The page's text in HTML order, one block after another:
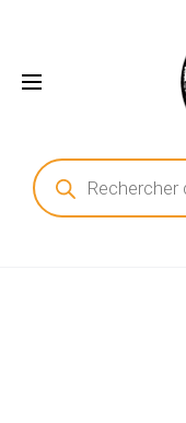
Recherche
de
produits